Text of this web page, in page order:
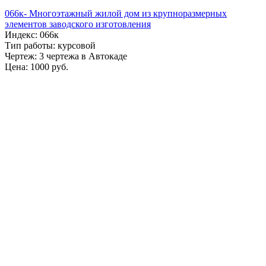
066к- Многоэтажный жилой дом из крупноразмерных
элементов заводского изготовления
Индекс: 066к
Тип работы: курсовой
Чертеж: 3 чертежа в Автокаде
Цена: 1000 руб.